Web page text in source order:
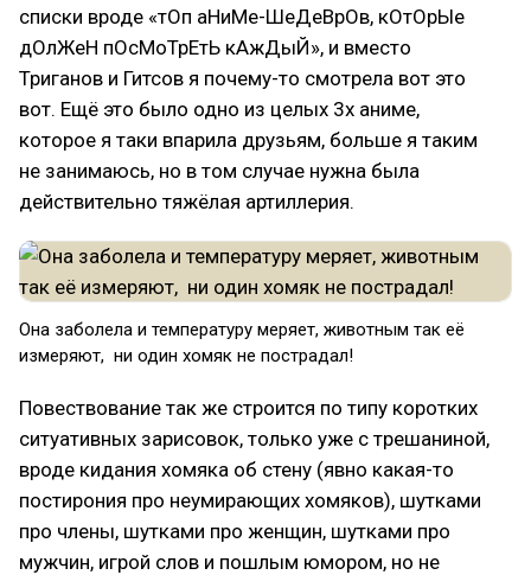
списки вроде «тОп аНиМе-ШеДеВрОв, кОтОрЫе
дОлЖеН пОсМоТрЕтЬ кАжДыЙ», и вместо
Триганов и Гитсов я почему-то смотрела вот это
вот. Ещё это было одно из целых 3х аниме,
которое я таки впарила друзьям, больше я таким
не занимаюсь, но в том случае нужна была
действительно тяжёлая артиллерия.
Она заболела и температуру меряет, животным так её
измеряют, ни один хомяк не пострадал!
Повествование так же строится по типу коротких
ситуативных зарисовок, только уже с трешаниной,
вроде кидания хомяка об стену (явно какая-то
постирония про неумирающих хомяков), шутками
про члены, шутками про женщин, шутками про
мужчин, игрой слов и пошлым юмором, но не